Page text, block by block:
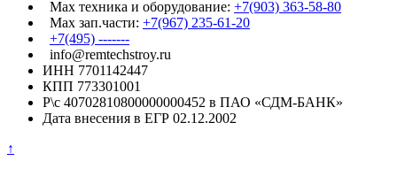
Max техника и оборудование: +7(903) 363-58-80
Max зап.части: +7(967) 235-61-20
+7(495) -------
info@remtechstroy.ru
ИНН 7701142447
КПП 773301001
Р\с 40702810800000000452 в ПАО «СДМ-БАНК»
Дата внесения в ЕГР 02.12.2002
↑